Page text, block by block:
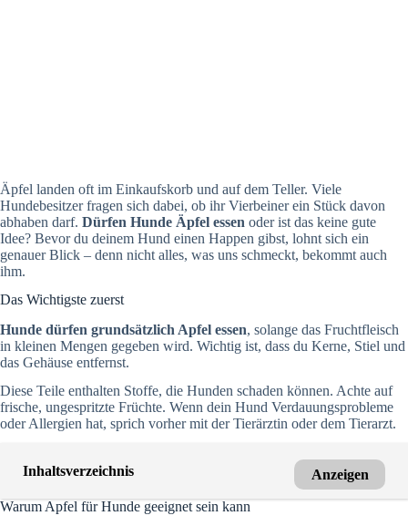
Äpfel landen oft im Einkaufskorb und auf dem Teller. Viele
Hundebesitzer fragen sich dabei, ob ihr Vierbeiner ein Stück davon
abhaben darf. Dürfen Hunde Äpfel essen oder ist das keine gute
Idee? Bevor du deinem Hund einen Happen gibst, lohnt sich ein
genauer Blick – denn nicht alles, was uns schmeckt, bekommt auch
ihm.
Das Wichtigste zuerst
Hunde dürfen grundsätzlich Apfel essen, solange das Fruchtfleisch
in kleinen Mengen gegeben wird. Wichtig ist, dass du Kerne, Stiel und
das Gehäuse entfernst.
Diese Teile enthalten Stoffe, die Hunden schaden können. Achte auf
frische, ungespritzte Früchte. Wenn dein Hund Verdauungsprobleme
oder Allergien hat, sprich vorher mit der Tierärztin oder dem Tierarzt.
Inhaltsverzeichnis Anzeigen
Warum Apfel für Hunde geeignet sein kann